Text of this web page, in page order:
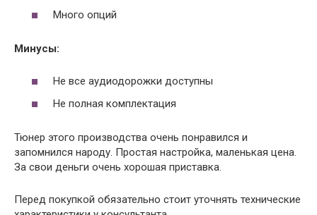
Много опций
Минусы:
Не все аудиодорожки доступны
Не полная комплектация
Тюнер этого производства очень понравился и
запомнился народу. Простая настройка, маленькая цена.
За свои деньги очень хорошая приставка.
Перед покупкой обязательно стоит уточнять технические